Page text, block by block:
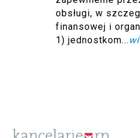
obsługi, w
finansowej i
1) jednostkom...